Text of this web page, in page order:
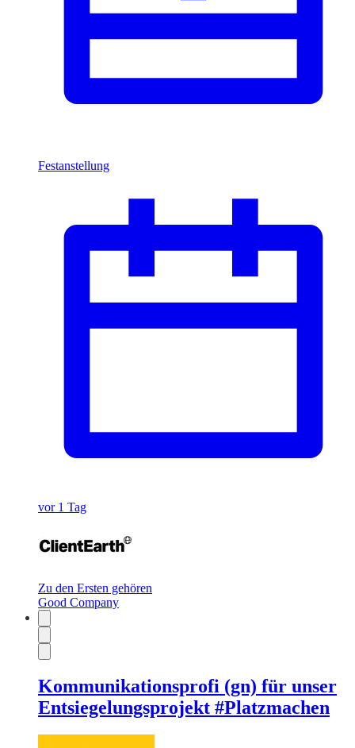
Festanstellung
vor 1 Tag
Zu den Ersten gehören
Good Company
Kommunikationsprofi (gn) für unser
Entsiegelungsprojekt #Platzmachen